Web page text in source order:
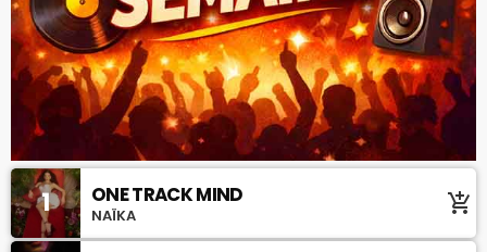
1 ONE TRACK MIND
NAÏKA add_shopping_cart